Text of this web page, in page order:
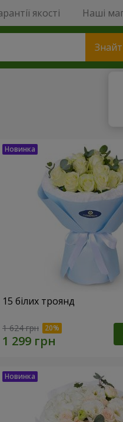
якості Наші
15 білих троянд
1 624 грн